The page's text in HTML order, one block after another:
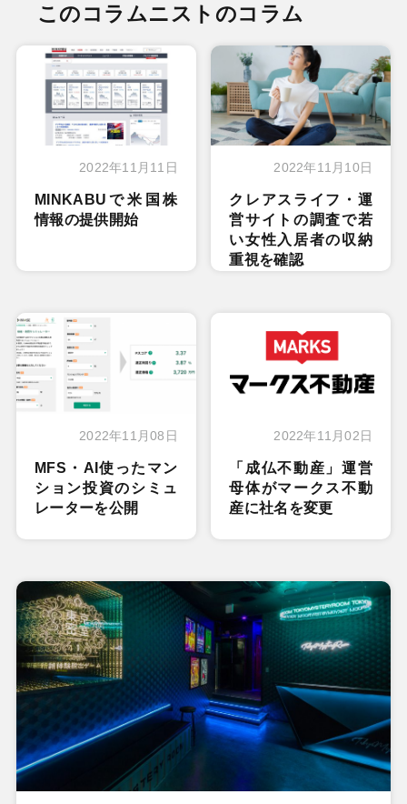
このコラムニストのコラム
2022年11月11日
MINKABUで米国株
情報の提供開始
2022年11月10日
クレアスライフ・運
営サイトの調査で若
い女性入居者の収納
重視を確認
2022年11月08日
MFS・AI使ったマン
ション投資のシミュ
レーターを公開
2022年11月02日
「成仏不動産」運営
母体がマークス不動
産に社名を変更